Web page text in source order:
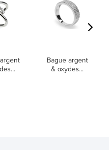
Bague argent
& oxydes...